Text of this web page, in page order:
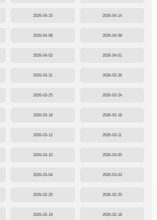
2026-04-15 2026-04-14
2026-04-08 2026-04-08
2026-04-02 2026-04-01
2026-03-31 2026-03-26
2026-03-25 2026-03-24
2026-03-18 2026-03-18
2026-03-12 2026-03-11
2026-03-10 2026-03-05
2026-03-04 2026-03-03
2026-02-25 2026-02-25
2026-02-19 2026-02-18